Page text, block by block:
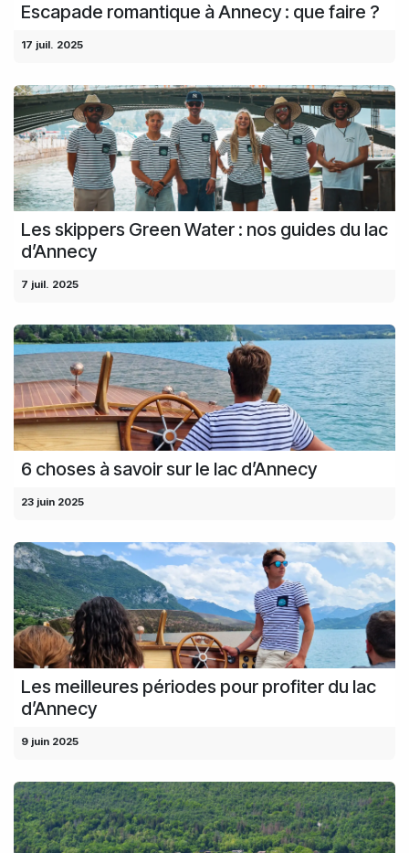
Escapade romantique à Annecy : que faire ?
17 juil. 2025
Les skippers Green Water : nos guides du lac
d’Annecy
7 juil. 2025
6 choses à savoir sur le lac d’Annecy
23 juin 2025
Les meilleures périodes pour profiter du lac
d’Annecy
9 juin 2025